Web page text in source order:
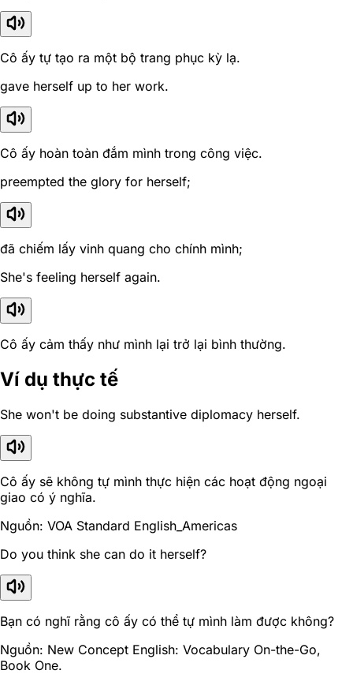
Cô ấy tự tạo ra một bộ trang phục kỳ lạ.
gave herself up to her work.
Cô ấy hoàn toàn đắm mình trong công việc.
preempted the glory for herself;
đã chiếm lấy vinh quang cho chính mình;
She's feeling herself again.
Cô ấy cảm thấy như mình lại trở lại bình thường.
Ví dụ thực tế
She won't be doing substantive diplomacy herself.
Cô ấy sẽ không tự mình thực hiện các hoạt động ngoại
giao có ý nghĩa.
Nguồn: VOA Standard English_Americas
Do you think she can do it herself?
Bạn có nghĩ rằng cô ấy có thể tự mình làm được không?
Nguồn: New Concept English: Vocabulary On-the-Go,
Book One.